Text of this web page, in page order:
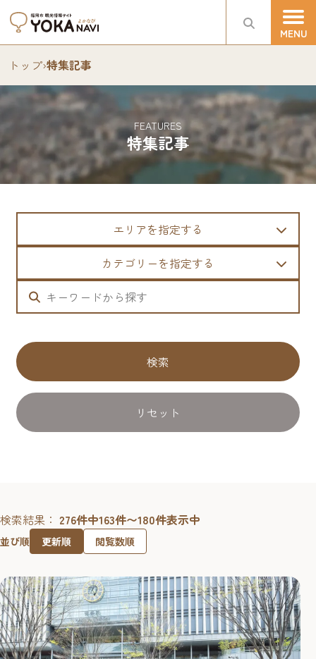
トップ›特集記事
特集記事
FEATURES
エリアを指定する
カテゴリーを指定する
検索
リセット
検索結果： 276件中163件〜180件表示中
並び順 更新順 閲覧数順